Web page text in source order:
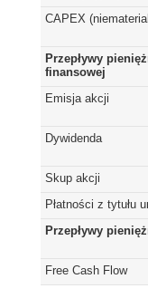
CAPEX
Przepływy
finansowej
Emisja akcji
Dywidenda
Skup akcji
Płatności z tytułu
Przepływy
Free Cash Flow